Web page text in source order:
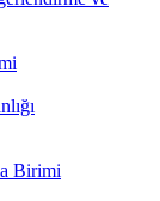
Birimi